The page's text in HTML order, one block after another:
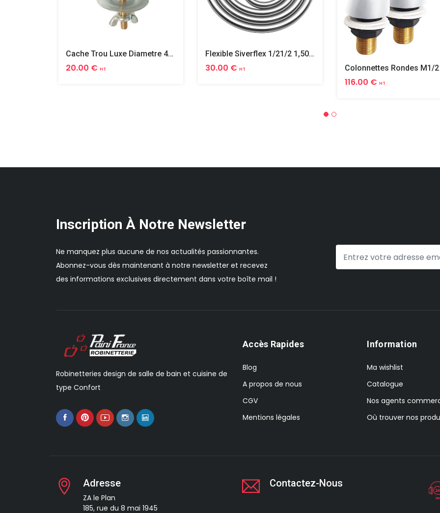
Cache Trou Luxe Diametre 40 Laiton
20.00 € HT
Flexible Siverflex 1/21/2 1,50m Tournant
30.00 € HT
116.00 € HT
Inscription À Notre Newsletter
Ne manquez plus aucune de nos actualités passionnantes.
Abonnez-vous dès maintenant à notre newsletter et recevez
des informations exclusives directement dans votre boîte mail !
Robinetteries design de salle de bain et cuisine de
type Confort
Accès Rapides
Blog
A propos de nous
CGV
Mentions légales
Information
Ma wishlist
Catalogue
Nos agents
Où trouver nos
Adresse
ZA le Plan
185, rue du 8 mai 1945
Contactez-Nous